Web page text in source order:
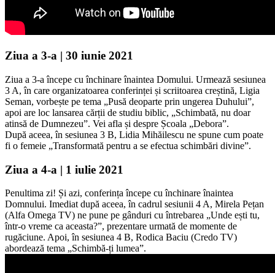
Ziua a 3-a | 30 iunie 2021
Ziua a 3-a începe cu închinare înaintea Domului. Urmează sesiunea
3 A, în care organizatoarea conferinței și scriitoarea creștină, Ligia
Seman, vorbește pe tema „Pusă deoparte prin ungerea Duhului”,
apoi are loc lansarea cărții de studiu biblic, „Schimbată, nu doar
atinsă de Dumnezeu”. Vei afla și despre Școala „Debora”.
După aceea, în sesiunea 3 B, Lidia Mihăilescu ne spune cum poate
fi o femeie „Transformată pentru a se efectua schimbări divine”.
Ziua a 4-a | 1 iulie 2021
Penultima zi! Și azi, conferința începe cu închinare înaintea
Domnului. Imediat după aceea, în cadrul sesiunii 4 A, Mirela Pețan
(Alfa Omega TV) ne pune pe gânduri cu întrebarea „Unde ești tu,
într-o vreme ca aceasta?”, prezentare urmată de momente de
rugăciune. Apoi, în sesiunea 4 B, Rodica Baciu (Credo TV)
abordează tema „Schimbă-ți lumea”.